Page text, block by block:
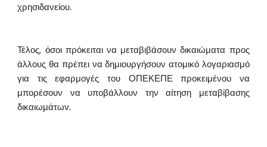
χρησιδανείου.
Τέλος, όσοι πρόκειται να μεταβιβάσουν δικαιώματα προς
άλλους θα πρέπει να δημιουργήσουν ατομικό λογαριασμό
για τις εφαρμογές του ΟΠΕΚΕΠΕ προκειμένου να
μπορέσουν να υποβάλλουν την αίτηση μεταβίβασης
δικαιωμάτων.